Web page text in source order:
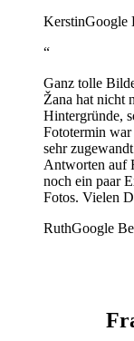
KerstinGoogle
“
Ganz tolle
Žana hat nicht
Hintergründe,
Fototermin war
sehr
Antworten auf
noch ein paar
Fotos. Vielen
RuthGoogle